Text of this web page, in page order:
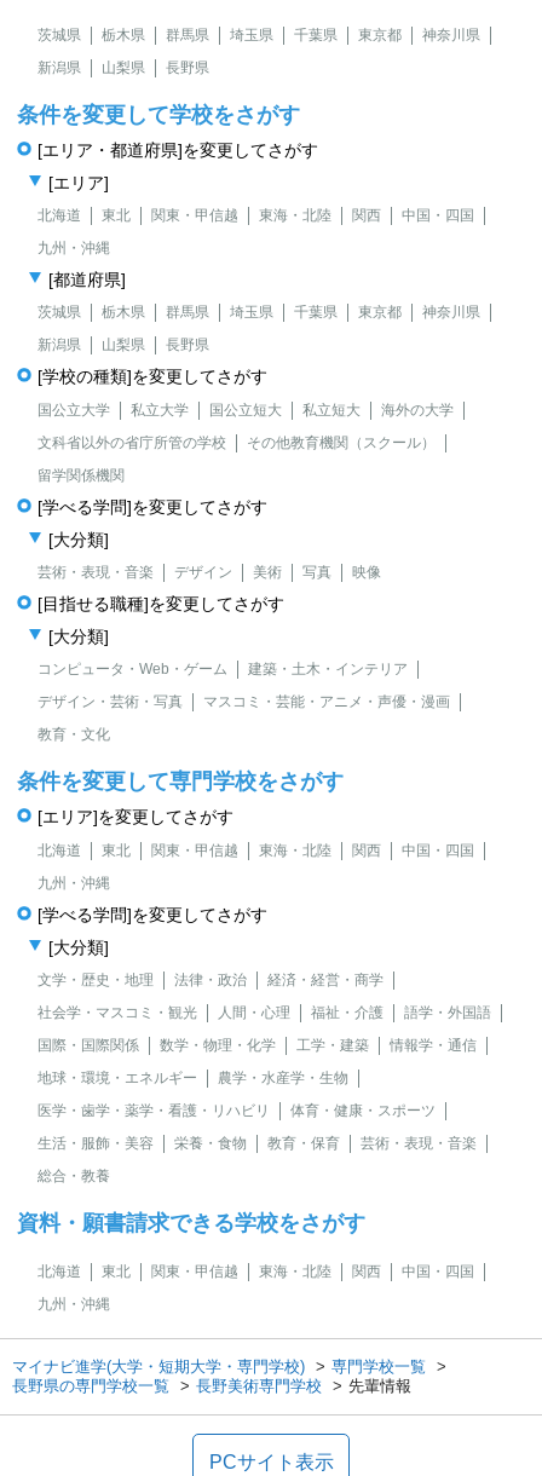
茨城県 栃木県 群馬県 埼玉県 千葉県 東京都
神奈川県
新潟県
山梨県 長野県
条件を変更して学校をさがす
[エリア・都道府県]を変更してさがす
[エリア]
北海道 東北 関東・甲信越 東海・北陸 関西
中国・四国
九州・沖縄
[都道府県]
茨城県 栃木県 群馬県 埼玉県 千葉県 東京都
神奈川県
新潟県
山梨県 長野県
[学校の種類]を変更してさがす
国公立大学 私立大学 国公立短大 私立短大
海外の大学
文科省以外の省庁所管の学校
その他教育機関（スクール）
留学関係機関
[学べる学問]を変更してさがす
[大分類]
芸術・表現・音楽 デザイン 美術 写真 映像
[目指せる職種]を変更してさがす
[大分類]
コンピュータ・Web・ゲーム
建築・土木・インテリア
デザイン・芸術・写真
マスコミ・芸能・アニメ・声優・漫画
教育・文化
条件を変更して専門学校をさがす
[エリア]を変更してさがす
北海道 東北 関東・甲信越 東海・北陸 関西
中国・四国
九州・沖縄
[学べる学問]を変更してさがす
[大分類]
文学・歴史・地理 法律・政治
経済・経営・商学
社会学・マスコミ・観光
人間・心理 福祉・介護
語学・外国語
国際・国際関係
数学・物理・化学 工学・建築
情報学・通信
地球・環境・エネルギー
農学・水産学・生物
医学・歯学・薬学・看護・リハビリ
体育・健康・スポーツ
生活・服飾・美容
栄養・食物 教育・保育
芸術・表現・音楽
総合・教養
資料・願書請求できる学校をさがす
北海道 東北 関東・甲信越 東海・北陸 関西
中国・四国
九州・沖縄
マイナビ進学(大学・短期大学・専門学校)
専門学校一覧
長野県の専門学校一覧
長野美術専門学校 先輩情報
PCサイト表示